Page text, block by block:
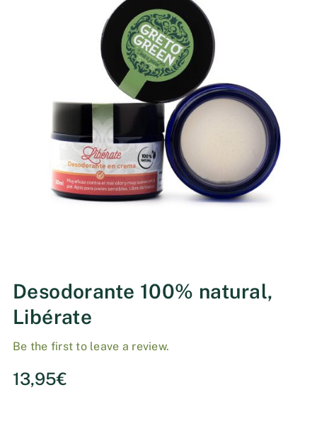
Desodorante 100% natural,
Libérate
Be the first to leave a review.
13,95€